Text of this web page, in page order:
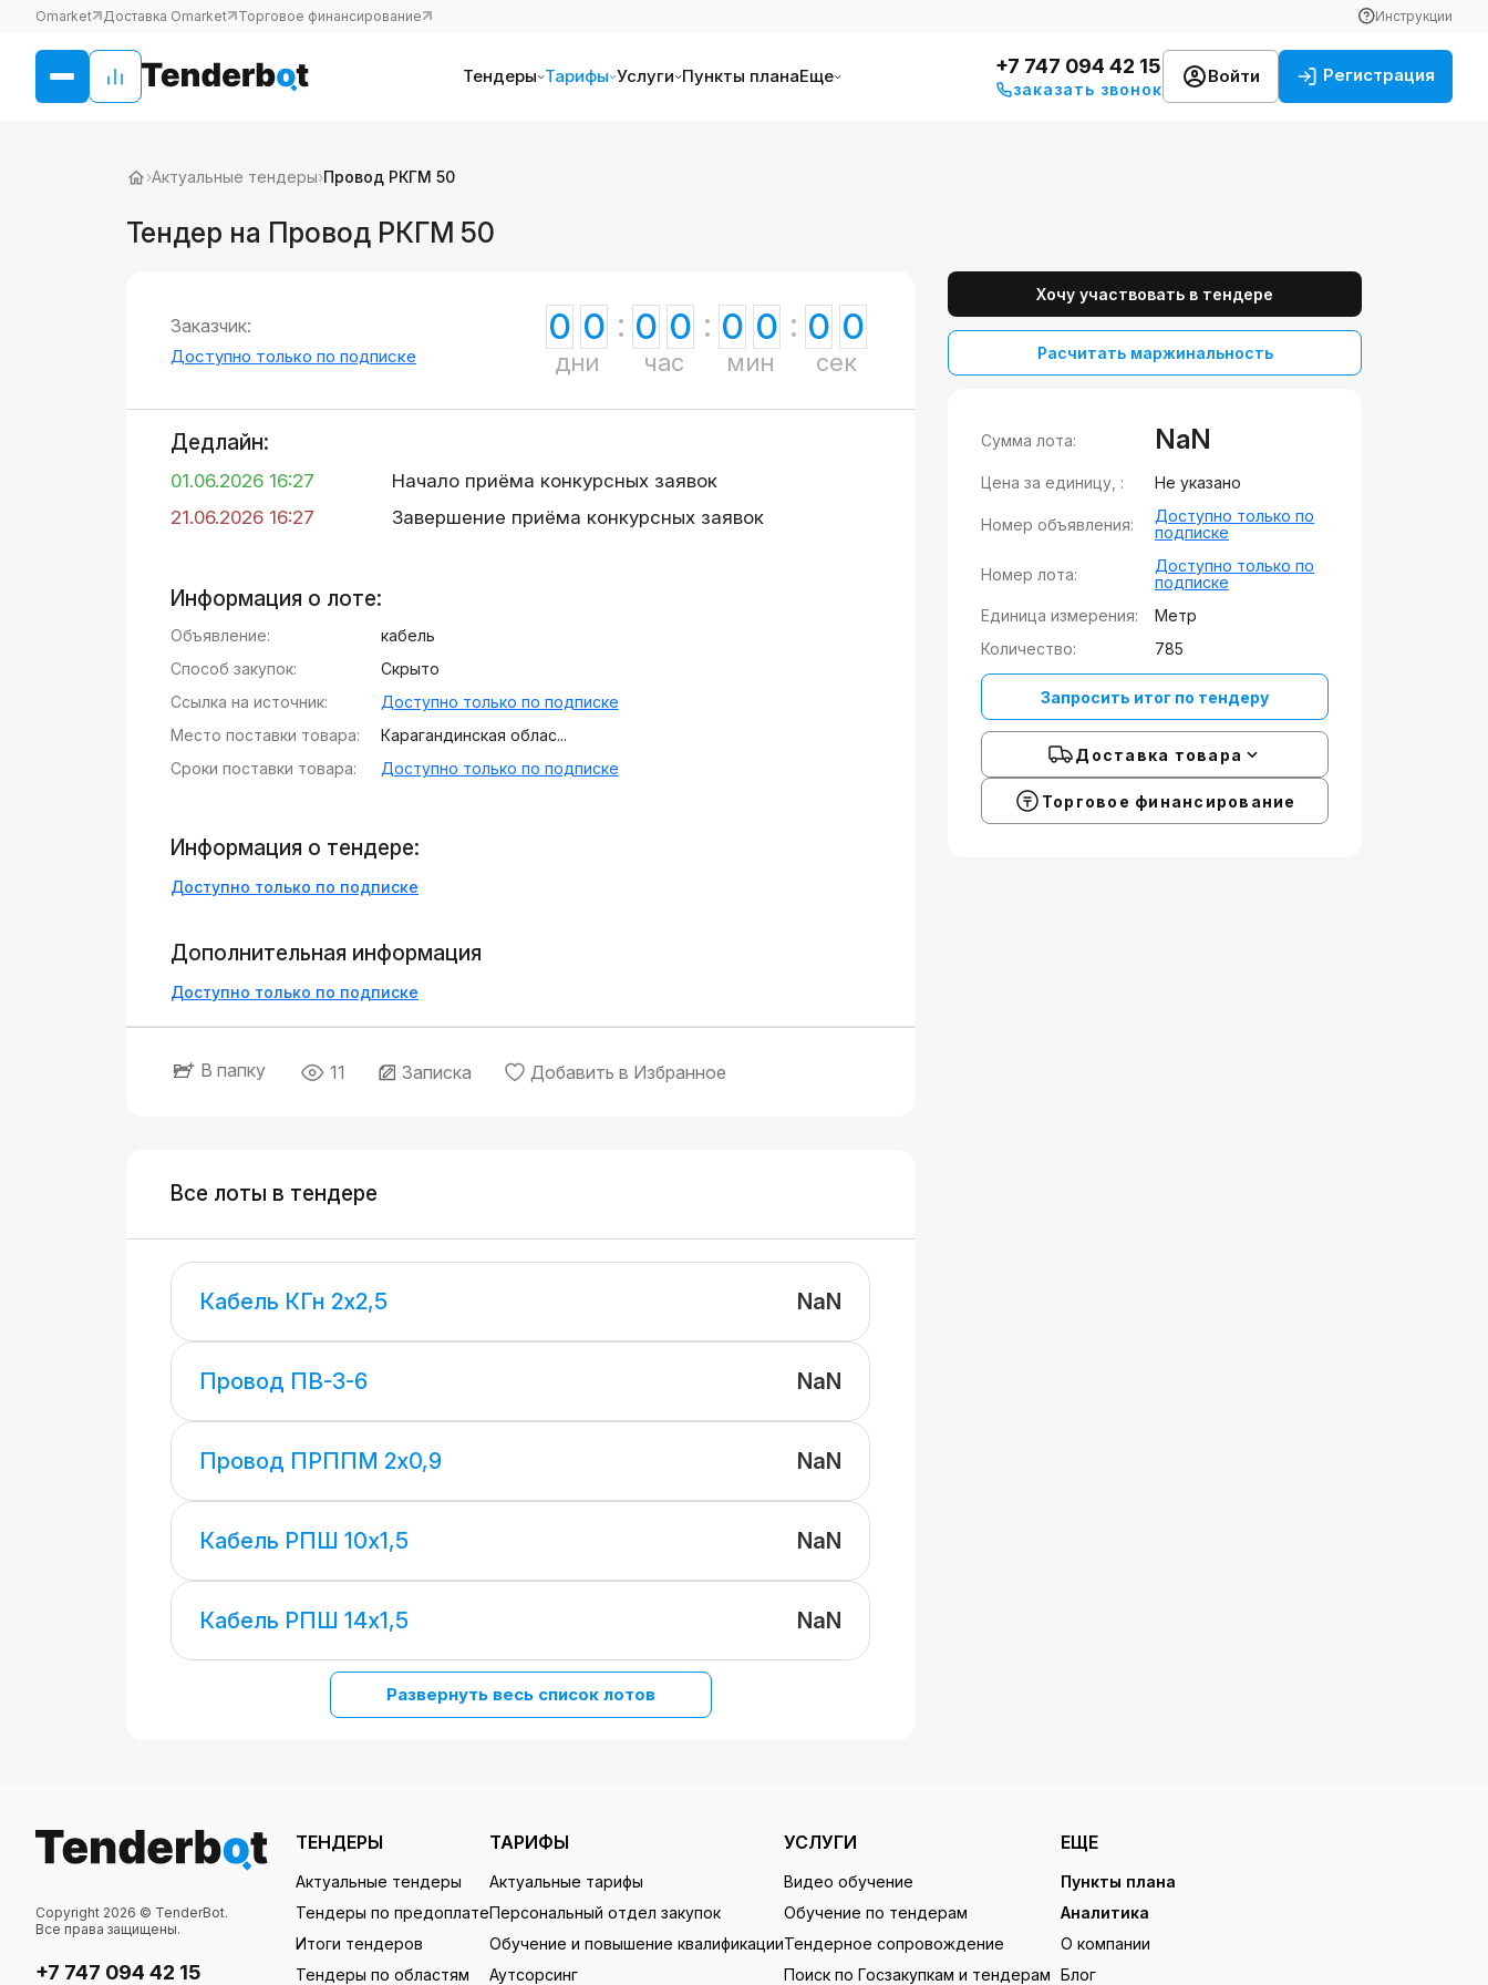
Omarket Доставка Omarket Торговое финансирование Инструкции
Тендеры Тарифы Услуги Пункты планаЕще +7 747 094 42 15
заказать звонок
Войти Регистрация
›Актуальные тендеры›Провод РКГМ 50
Тендер на Провод РКГМ 50
Заказчик:
Доступно только по подписке
0 0
дни
0 0
час
0 0
мин
0 0
сек
Дедлайн:
01.06.2026 16:27
Начало приёма конкурсных заявок
21.06.2026 16:27
Завершение приёма конкурсных заявок
Информация о лоте:
Объявление:
кабель
Способ закупок:
Скрыто
Ссылка на источник:
Доступно только по подписке
Место поставки товара:
Карагандинская облас...
Сроки поставки товара:
Доступно только по подписке
Информация о тендере:
Доступно только по подписке
Дополнительная информация
Доступно только по подписке
В папку 11 Записка Добавить в Избранное
Все лоты в тендере
Кабель КГн 2х2,5 NaN
Провод ПВ-3-6 NaN
Провод ПРППМ 2х0,9 NaN
Кабель РПШ 10х1,5 NaN
Кабель РПШ 14х1,5 NaN
Развернуть весь список лотов
Хочу участвовать в тендере
Расчитать маржинальность
Сумма лота: NaN
Цена за единицу, : Не указано
Номер объявления:
Доступно только по
подписке
Номер лота:
Доступно только по
подписке
Единица измерения:
Метр
Количество:
785
Запросить итог по тендеру
Доставка товара
Торговое финансирование
Copyright 2026 © TenderBot.
Все права защищены.
+7 747 094 42 15
ТЕНДЕРЫ
Актуальные тендеры
Тендеры по предоплате
Итоги тендеров
Тендеры по областям
ТАРИФЫ
Актуальные тарифы
Персональный отдел закупок
Обучение и повышение квалификации
Аутсорсинг
УСЛУГИ
Видео обучение
Обучение по тендерам
Тендерное сопровождение
Поиск по Госзакупкам и тендерам
ЕЩЕ
Пункты плана
Аналитика
О компании
Блог